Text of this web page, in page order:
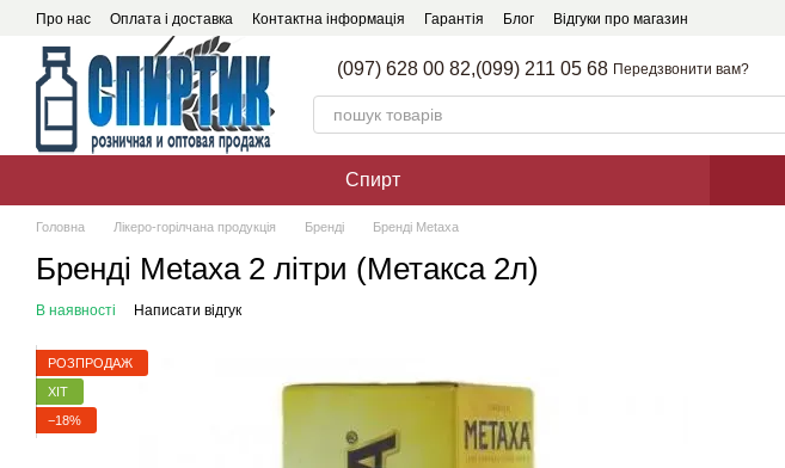
Перейти до основного контенту
Про нас Оплата і доставка Контактна інформація Гарантія Блог Відгуки про магазин
(097) 628 00 82,(099) 211 05 68 Передзвонити вам?
Спирт
Головна Лікеро-горілчана продукція Бренді Бренді Metaxa
Бренді Metaxa 2 літри (Метакса 2л)
В наявності Написати відгук
РОЗПРОДАЖ
ХІТ
−18%